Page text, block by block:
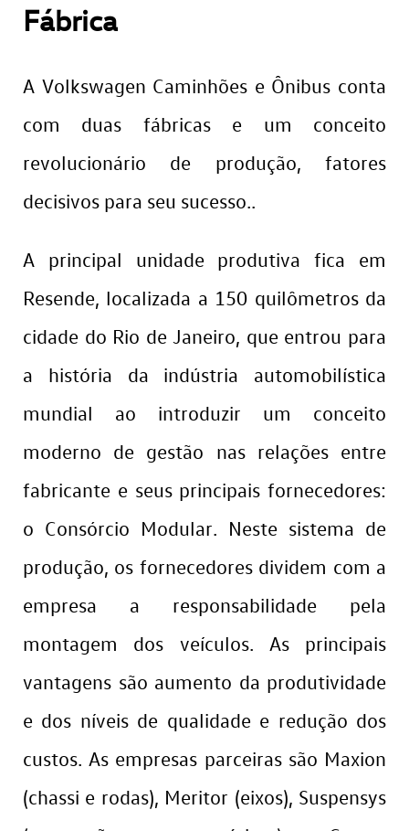
Fábrica
A Volkswagen Caminhões e Ônibus conta
com duas fábricas e um conceito
revolucionário de produção, fatores
decisivos para seu sucesso..
A principal unidade produtiva fica em
Resende, localizada a 150 quilômetros da
cidade do Rio de Janeiro, que entrou para
a história da indústria automobilística
mundial ao introduzir um conceito
moderno de gestão nas relações entre
fabricante e seus principais fornecedores:
o Consórcio Modular. Neste sistema de
produção, os fornecedores dividem com a
empresa a responsabilidade pela
montagem dos veículos. As principais
vantagens são aumento da produtividade
e dos níveis de qualidade e redução dos
custos. As empresas parceiras são Maxion
(chassi e rodas), Meritor (eixos), Suspensys